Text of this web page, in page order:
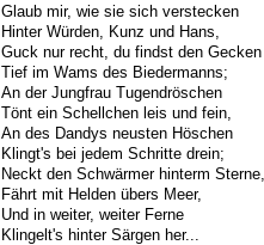
Glaub mir, wie sie sich verstecken
Hinter Würden, Kunz und Hans,
Guck nur recht, du findst den Gecken
Tief im Wams des Biedermanns;
An der Jungfrau Tugendröschen
Tönt ein Schellchen leis und fein,
An des Dandys neusten Höschen
Klingt's bei jedem Schritte drein;
Neckt den Schwärmer hinterm Sterne,
Fährt mit Helden übers Meer,
Und in weiter, weiter Ferne
Klingelt's hinter Särgen her...